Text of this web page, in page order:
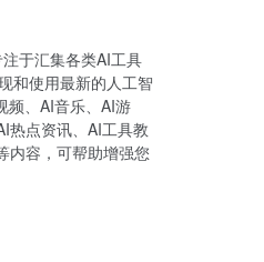
于汇集各类AI工具
和使用最新的人工智
频、AI音乐、AI游
热点资讯、AI工具教
内容，可帮助增强您